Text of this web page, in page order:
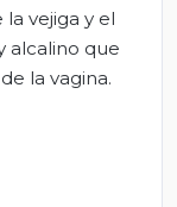
vejiga y el
alcalino que
la vagina.